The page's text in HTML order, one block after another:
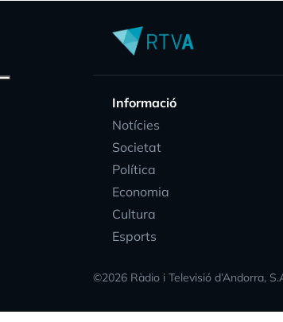
Informació
Notícies
Societat
Política
Economia
Cultura
Esports
©2026 Ràdio i Televisió d’Andorra,